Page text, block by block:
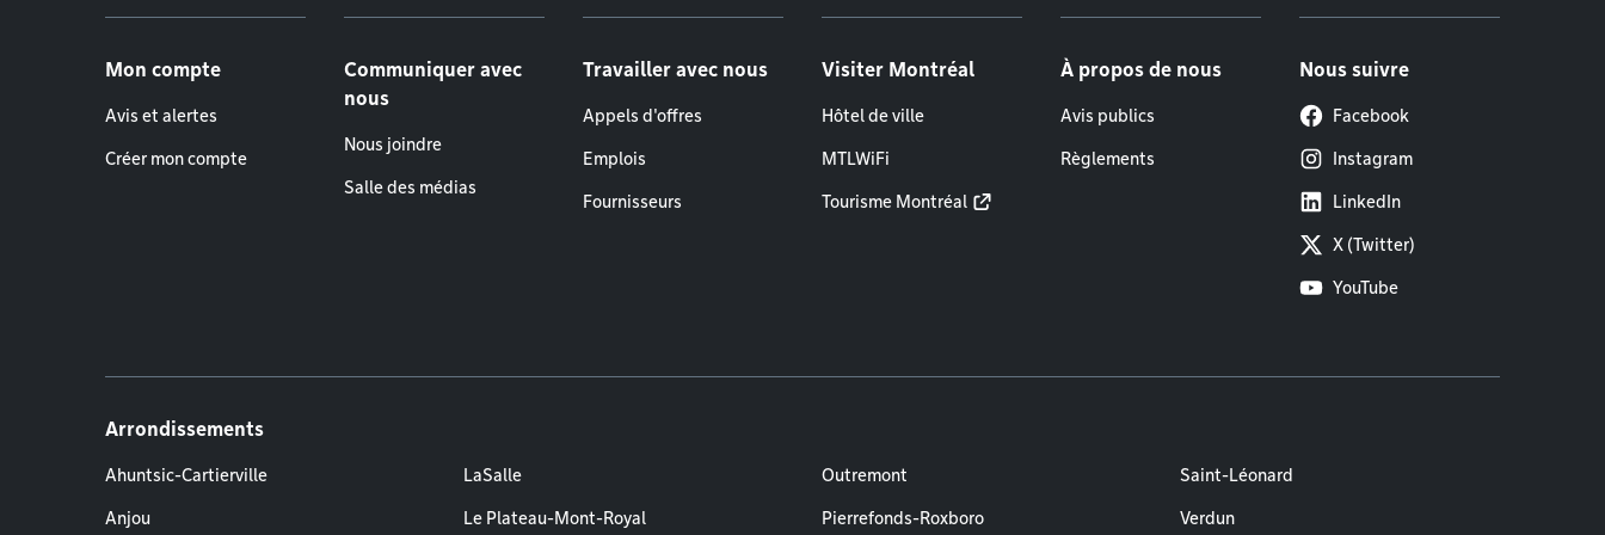
Mon compte
Avis et alertes
Créer mon compte
Communiquer avec
nous
Nous joindre
Salle des médias
Travailler avec nous
Appels d'offres
Emplois
Fournisseurs
Visiter Montréal
Hôtel de ville
MTLWiFi
Tourisme Montréal
À propos de nous
Avis publics
Règlements
Nous suivre
Facebook
Instagram
LinkedIn
X (Twitter)
YouTube
Arrondissements
Ahuntsic-Cartierville
Anjou
LaSalle
Le Plateau-Mont-Royal
Outremont
Pierrefonds-Roxboro
Saint-Léonard
Verdun